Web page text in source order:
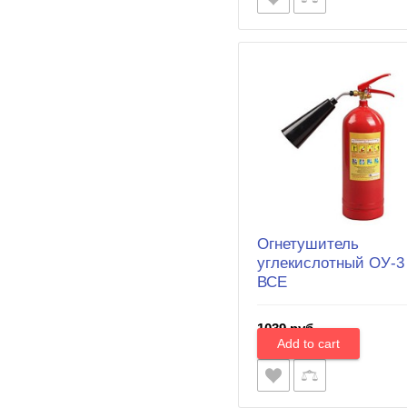
Огнетушитель
углекислотный ОУ-3
ВСЕ
1039 руб.